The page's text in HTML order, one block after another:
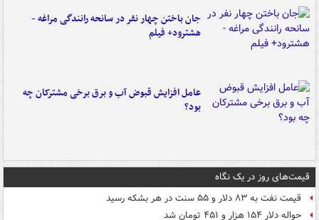
جان باختن چهار نفر در سانحه رانندگی مراغه -
هشترود+ فیلم
عامل افزایش قبوض آب و برق برخی مشترکان چه
بود؟
قیمت‌های روز در یک نگاه
قیمت نفت به ۸۳ دلار و ۵۵ سنت در هر بشکه رسید
حواله دلار ۱۵۴ هزار و ۴۵۱ تومان شد